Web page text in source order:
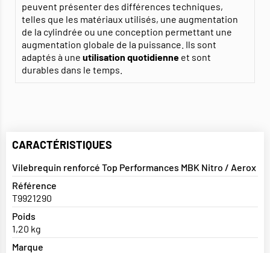
peuvent présenter des différences techniques,
telles que les matériaux utilisés, une augmentation
de la cylindrée ou une conception permettant une
augmentation globale de la puissance. Ils sont
adaptés à une utilisation quotidienne et sont
durables dans le temps.
CARACTÉRISTIQUES
Vilebrequin renforcé Top Performances MBK Nitro / Aerox
Référence
T9921290
Poids
1,20 kg
Marque